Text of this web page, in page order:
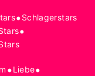
•Schlagerstars
•
•Liebe•